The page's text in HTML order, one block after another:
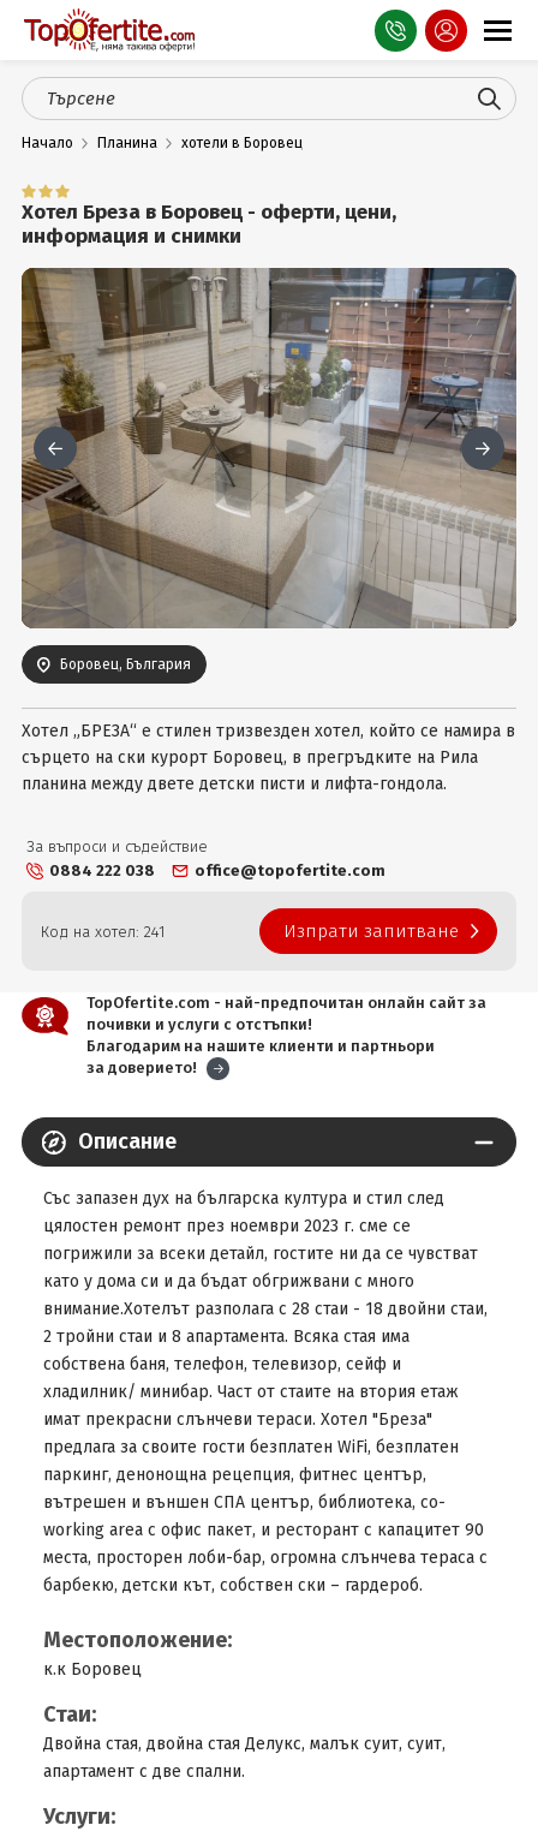
Оферти
СПА
Планина
Чужбина
Празници
Турция
Гърция
Услуги
Начало Планина хотели в Боровец
Хотел Бреза в Боровец - оферти, цени,
информация и снимки
Боровец, България
Хотел „БРЕЗА“ е стилен тризвезден хотел, който се намира в
сърцето на ски курорт Боровец, в прегръдките на Рила
планина между двете детски писти и лифта-гондола.
За въпроси и съдействие
0884 222 038
office@topofertite.com
Код на хотел: 241 Изпрати запитване
TopOfertite.com - най-предпочитан онлайн сайт за
почивки и услуги с отстъпки!
Благодарим на нашите клиенти и партньори
за доверието!
Описание
Със запазен дух на българска култура и стил след
цялостен ремонт през ноември 2023 г. сме се
погрижили за всеки детайл, гостите ни да се чувстват
като у дома си и да бъдат обгрижвани с много
внимание.Хотелът разполага с 28 стаи - 18 двойни стаи,
2 тройни стаи и 8 апартамента. Всяка стая има
собствена баня, телефон, телевизор, сейф и
хладилник/ минибар. Част от стаите на втория етаж
имат прекрасни слънчеви тераси. Хотел "Бреза"
предлага за своите гости безплатен WiFi, безплатен
паркинг, денонощна рецепция, фитнес център,
вътрешен и външен СПА център, библиотека, co-
working area с офис пакет, и ресторант с капацитет 90
места, просторен лоби-бар, огромна слънчева тераса с
барбекю, детски кът, собствен ски – гардероб.
Местоположение:
к.к Боровец
Стаи:
Двойна стая, двойна стая Делукс, малък суит, суит,
апартамент с две спални.
Услуги: